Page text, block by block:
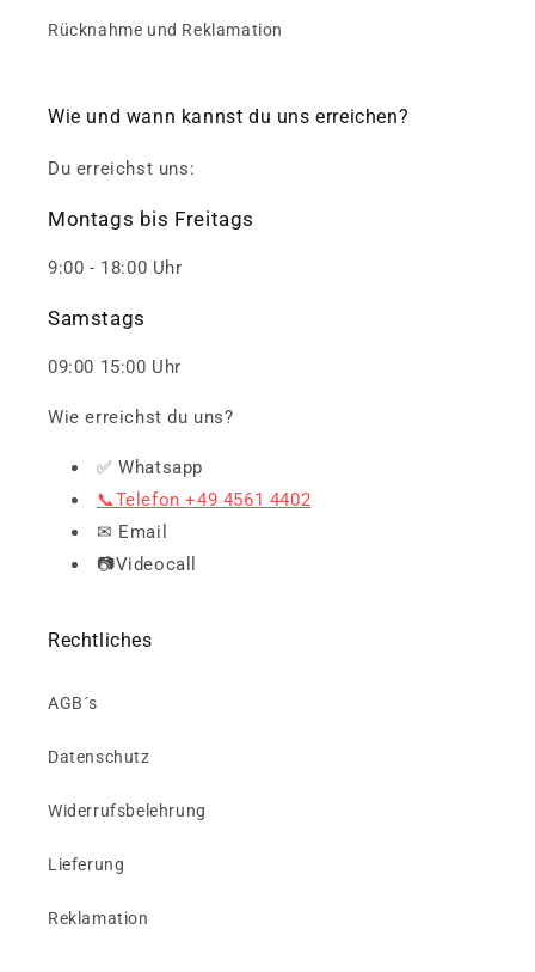
Rücknahme und Reklamation
Wie und wann kannst du uns erreichen?
Du erreichst uns:
Montags bis Freitags
9:00 - 18:00 Uhr
Samstags
09:00 15:00 Uhr
Wie erreichst du uns?
✅ Whatsapp
📞Telefon +49 4561 4402
✉ Email
📷Videocall
Rechtliches
AGB´s
Datenschutz
Widerrufsbelehrung
Lieferung
Reklamation